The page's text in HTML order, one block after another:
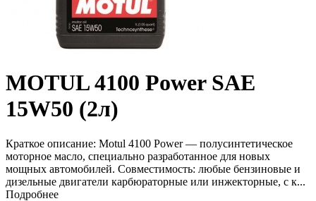
MOTUL 4100 Power SAE
15W50 (2л)
Краткое описание: Motul 4100 Power — полусинтетическое
моторное масло, специально разработанное для новых
мощных автомобилей. Совместимость: любые бензиновые и
дизельные двигатели карбюраторные или инжекторные, с к...
Подробнее